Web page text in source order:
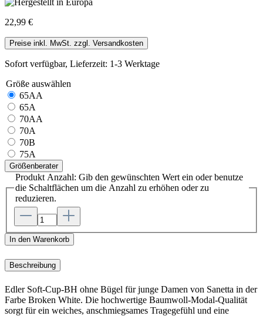
22,99 €
Preise inkl. MwSt. zzgl. Versandkosten
Sofort verfügbar, Lieferzeit: 1-3 Werktage
Größe auswählen
65AA
65A
70AA
70A
70B
75A
Größenberater
Produkt Anzahl: Gib den gewünschten Wert ein oder benutze
die Schaltflächen um die Anzahl zu erhöhen oder zu
reduzieren.
In den Warenkorb
Beschreibung
Edler Soft-Cup-BH ohne Bügel für junge Damen von Sanetta in der
Farbe Broken White. Die hochwertige Baumwoll-Modal-Qualität
sorgt für ein weiches, anschmiegsames Tragegefühl und eine